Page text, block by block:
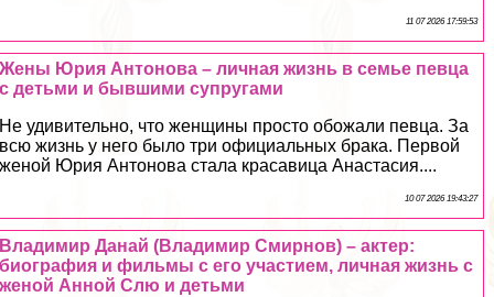
11 07 2026 17:59:53
Жены Юрия Антонова – личная жизнь в семье певца
с детьми и бывшими супругами
Не удивительно, что женщины просто обожали певца. За
всю жизнь у него было три официальных бpaка. Первой
женой Юрия Антонова стала красавица Анастасия....
10 07 2026 19:43:27
Владимир Данай (Владимир Смирнов) – актер:
биография и фильмы с его участием, личная жизнь с
женой Анной Слю и детьми